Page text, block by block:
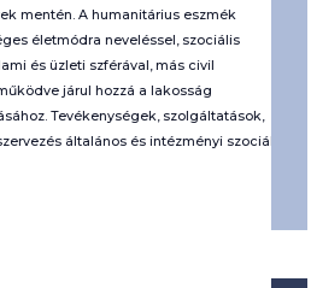
mentén. A humanitárius eszmék
életmódra neveléssel, szociális
és üzleti szférával, más civil
járul hozzá a lakosság
Tevékenységek, szolgáltatások,
általános és intézményi szociális